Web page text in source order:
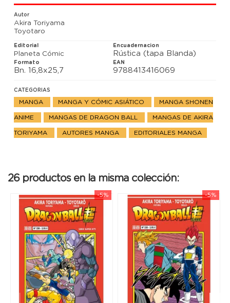
Autor
Akira Toriyama
Toyotaro
Editorial
Planeta Cómic
Encuadernacion
Rústica (tapa Blanda)
Formato
Bn. 16,8x25,7
EAN
9788413416069
CATEGORIAS
MANGA MANGA Y CÓMIC ASIÁTICO MANGA SHONEN
ANIME MANGAS DE DRAGON BALL MANGAS DE AKIRA
TORIYAMA AUTORES MANGA EDITORIALES MANGA
26 productos en la misma colección:
-5% -5%